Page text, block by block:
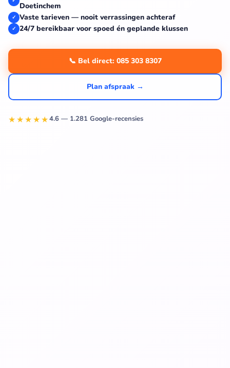
Doetinchem
✓ Vaste tarieven — nooit verrassingen achteraf
✓ 24/7 bereikbaar voor spoed én geplande klussen
📞 Bel direct: 085 303 8307
Plan afspraak →
★★★★★4.6 — 1.281 Google-recensies